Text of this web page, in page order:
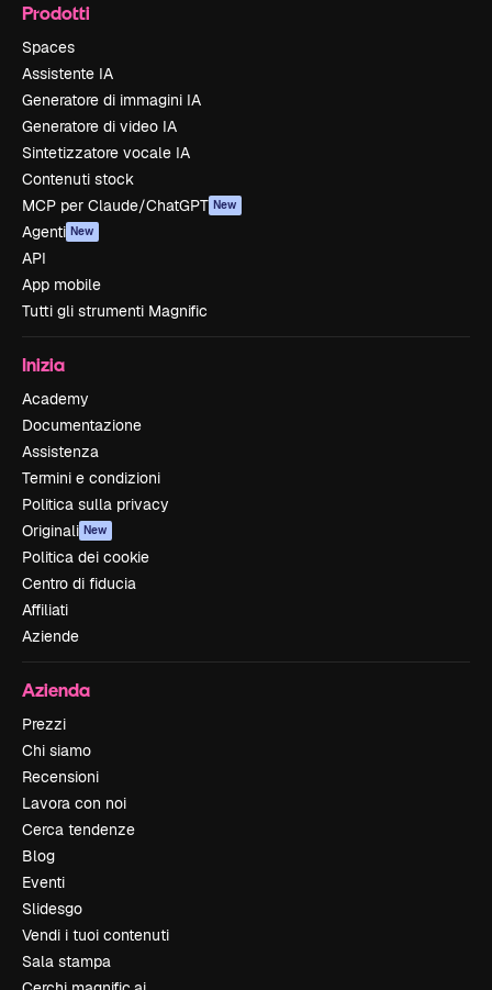
Prodotti
Spaces
Assistente IA
Generatore di immagini IA
Generatore di video IA
Sintetizzatore vocale IA
Contenuti stock
MCP per Claude/ChatGPT New
Agenti New
API
App mobile
Tutti gli strumenti Magnific
Inizia
Academy
Documentazione
Assistenza
Termini e condizioni
Politica sulla privacy
Originali New
Politica dei cookie
Centro di fiducia
Affiliati
Aziende
Azienda
Prezzi
Chi siamo
Recensioni
Lavora con noi
Cerca tendenze
Blog
Eventi
Slidesgo
Vendi i tuoi contenuti
Sala stampa